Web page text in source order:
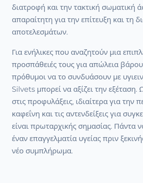
διατροφή και την τακτική σωματική
απαραίτητη για την επίτευξη και τη
αποτελεσμάτων.
Για ενήλικες που αναζητούν μια
προσπάθειές τους για απώλεια
πρόθυμοι να το συνδυάσουν με
Silvets μπορεί να αξίζει την
στις προφυλάξεις, ιδιαίτερα για την
καφεΐνη και τις αντενδείξεις για
είναι πρωταρχικής σημασίας. Πάντα
έναν επαγγελματία υγείας πριν
νέο συμπλήρωμα.